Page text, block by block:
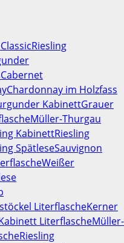
Riesling
Cabernet
Chardonnay im Holzfass
KabinettGrauer
Müller-Thurgau
KabinettRiesling
SpätleseSauvignon
Weißer
LiterflascheKerner
LiterflascheMüller-
Riesling